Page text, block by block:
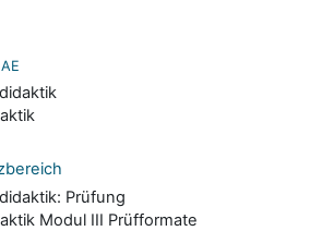
Prüfung
Modul III Prüfformate